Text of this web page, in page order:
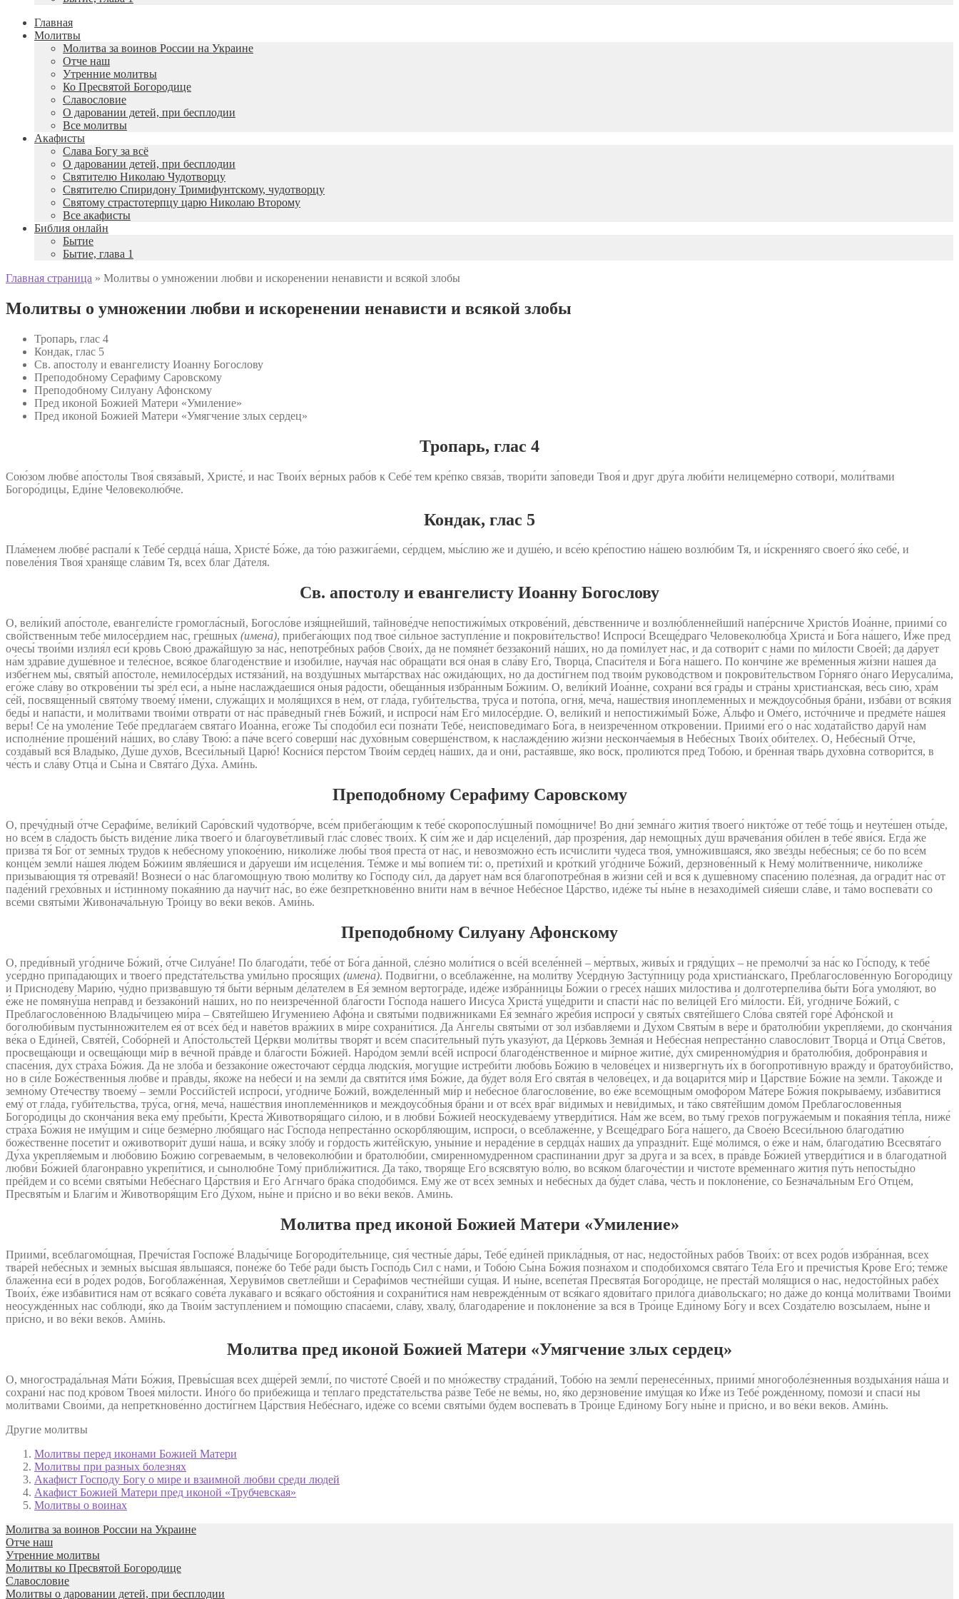
Главная
Молитвы
Молитва за воинов России на Украине
Отче наш
Утренние молитвы
Ко Пресвятой Богородице
Славословие
О даровании детей, при бесплодии
Вcе молитвы
Акафисты
Слава Богу за всё
О даровании детей, при бесплодии
Святителю Николаю Чудотворцу
Святителю Спиридону Тримифунтскому, чудотворцу
Святому страстотерпцу царю Николаю Второму
Все акафисты
Библия онлайн
Бытие
Бытие, глава 1
Главная страница » Молитвы о умножении любви и искоренении ненависти и всякой злобы
Молитвы о умножении любви и искоренении ненависти и всякой злобы
Тропарь, глас 4
Кондак, глас 5
Св. апостолу и евангелисту Иоанну Богослову
Преподобному Серафиму Саровскому
Преподобному Силуану Афонскому
Пред иконой Божией Матери «Умиление»
Пред иконой Божией Матери «Умягчение злых сердец»
Тропарь, глас 4
Сою́зом любве́ апо́столы Твоя́ связа́вый, Христе́, и нас Твои́х ве́рных рабо́в к Себе́ тем кре́пко связа́в, твори́ти за́поведи Твоя́ и друг дру́га люби́ти нелицеме́рно сотвори́, моли́твами
Богоро́дицы, Еди́не Человеколю́бче.
Кондак, глас 5
Пла́менем любве́ распали́ к Тебе́ сердца́ на́ша, Христе́ Бо́же, да то́ю разжига́еми, се́рдцем, мы́слию же и душе́ю, и все́ю кре́постию на́шею возлю́бим Тя, и и́скренняго своего́ я́ко себе́, и
повеле́ния Твоя́ храня́ще сла́вим Тя, всех благ Да́теля.
Св. апостолу и евангелисту Иоанну Богослову
О, вели́кий апо́столе, евангели́сте громогла́сный, Богосло́ве изя́щнейший, тайнове́дче непостижи́мых открове́ний, де́вственниче и возлю́бленнейший напе́рсниче Христо́в Иоа́нне, приими́ со
сво́йственным тебе́ милосе́рдием на́с, гре́шных (имена́), прибега́ющих под твое́ си́льное заступле́ние и покрови́тельство! Испроси́ Всеще́драго Человеколю́бца Христа́ и Бо́га на́шего, И́же пред
очесы́ твои́ми излия́л еси́ кро́вь Свою́ дража́йшую за на́с, непотре́бных рабо́в Свои́х, да не помяне́т беззако́ний на́ших, но да поми́лует на́с, и да сотвори́т с на́ми по ми́лости Свое́й; да да́рует
на́м здра́вие душе́вное и теле́сное, вся́кое благоде́нствие и изоби́лие, науча́я на́с обраща́ти вся́ о́ная в сла́ву Его́, Творца́, Спаси́теля и Бо́га на́шего. По кончи́не же вре́менныя жи́зни на́шея да
избе́гнем мы́, святы́й апо́столе, немилосе́рдых истяза́ний, на возду́шных мыта́рствах на́с ожида́ющих, но да дости́гнем под твои́м руково́дством и покрови́тельством Го́рняго о́наго Иерусали́ма,
его́же сла́ву во открове́нии ты́ зре́л еси́, а ны́не наслажда́ешися о́ныя ра́дости, обеща́нныя избра́нным Бо́жиим. О, вели́кий Иоа́нне, сохрани́ вся́ гра́ды и стра́ны христиа́нская, ве́сь сию́, хра́м
се́й, посвяще́нный свято́му твоему́ и́мени, служа́щих и моля́щихся в не́м, от гла́да, губи́тельства, тру́са и пото́па, огня́, меча́, наше́ствия иноплеме́нных и междоусо́бныя бра́ни, изба́ви от вся́кия
беды́ и напа́сти, и моли́твами твои́ми отврати́ от на́с пра́ведный гне́в Бо́жий, и испроси́ на́м Его́ милосе́рдие. О, вели́кий и непостижи́мый Бо́же, А́льфо и Оме́го, исто́чниче и предме́те на́шея
ве́ры! Се́ на умоле́ние Тебе́ предлага́ем свята́го Иоа́нна, его́же Ты́ сподо́бил еси́ позна́ти Тебе́, неисповеди́маго Бо́га, в неизрече́нном открове́нии. Приими́ его́ о на́с хода́тайство да́руй на́м
исполне́ние проше́ний на́ших, во сла́ву Твою́: а па́че всего́ соверши́ на́с духо́вным соверше́нством, к наслажде́нию жи́зни несконча́емыя в Небе́сных Твои́х оби́телех. О, Небе́сный О́тче,
созда́вый вся́ Влады́ко, Ду́ше духо́в, Всеси́льный Царю́! Косни́ся пе́рстом Твои́м серде́ц на́ших, да и они́, раста́явше, я́ко во́ск, пролию́тся пред Тобо́ю, и бре́нная тва́рь духо́вна сотвори́тся, в
че́сть и сла́ву Отца́ и Сы́на и Свята́го Ду́ха. Ами́нь.
Преподобному Серафиму Саровскому
О, пречу́дный о́тче Серафи́ме, вели́кий Саро́вский чудотво́рче, все́м прибега́ющим к тебе́ скоропослу́шный помо́щниче! Во дни́ земна́го жития́ твоего́ никто́же от тебе́ то́щь и неуте́шен оты́де,
но все́м в сла́дость бы́сть виде́ние ли́ка твоего́ и благоуве́тливый гла́с слове́с твои́х. К си́м же и да́р исцеле́ний, да́р прозре́ния, да́р немощны́х ду́ш врачева́ния оби́лен в тебе́ яви́ся. Егда́ же
призва́ тя́ Бо́г от земны́х трудо́в к небе́сному упокое́нию, николи́же любы́ твоя́ преста́ от на́с, и невозмо́жно е́сть исчи́слити чудеса́ твоя́, умно́жившаяся, я́ко зве́зды небе́сныя; се́ бо по все́м
конце́м земли́ на́шея лю́дем Бо́жиим явля́ешися и да́руеши и́м исцеле́ния. Те́мже и мы́ вопие́м ти́: о, прети́хий и кро́ткий уго́дниче Бо́жий, дерзнове́нный к Нему́ моли́твенниче, николи́же
призыва́ющия тя́ отрева́яй! Вознеси́ о на́с благомо́щную твою́ моли́тву ко Го́споду си́л, да да́рует на́м вся́ благопотре́бная в жи́зни се́й и вся́ к душе́вному спасе́нию поле́зная, да огради́т на́с от
паде́ний грехо́вных и и́стинному покая́нию да научи́т на́с, во е́же безпреткнове́нно вни́ти на́м в ве́чное Небе́сное Ца́рство, иде́же ты́ ны́не в незаходи́мей сия́еши сла́ве, и та́мо воспева́ти со
все́ми святы́ми Живонача́льную Тро́ицу во ве́ки веко́в. Ами́нь.
Преподобному Силуану Афонскому
О, преди́вный уго́дниче Бо́жий, о́тче Силуа́не! По благода́ти, тебе́ от Бо́га да́нной, сле́зно моли́тися о все́й вселе́нней – ме́ртвых, живы́х и гряду́щих – не премолчи́ за на́с ко Го́споду, к тебе́
усе́рдно припа́дающих и твоего́ предста́тельства уми́льно прося́щих (имена́). Подви́гни, о всеблаже́нне, на моли́тву Усе́рдную Засту́пницу ро́да христиа́нскаго, Преблагослове́нную Богоро́дицу
и Присноде́ву Мари́ю, чу́дно призва́вшую тя́ бы́ти ве́рным де́лателем в Ея́ земно́м вертогра́де, иде́же избра́нницы Бо́жии о гресе́х на́ших ми́лостива и долготерпели́ва бы́ти Бо́га умоля́ют, во
е́же не помяну́ша непра́вд и беззако́ний на́ших, но по неизрече́нной бла́гости Го́спода на́шего Иису́са Христа́ уще́дрити и спасти́ на́с по вели́цей Его́ ми́лости. Е́й, уго́дниче Бо́жий, с
Преблагослове́нною Влады́чицею ми́ра – Святейшею Игумениею Афо́на и святы́ми подвижниками Ея́ земна́го жре́бия испроси́ у святы́х святе́йшего Сло́ва святе́й горе́ Афо́нской и
боголюби́вым пустынножителем ея́ от все́х бе́д и наве́тов вра́жиих в ми́ре сохрани́тися. Да А́нгелы святы́ми от зо́л избавля́еми и Ду́хом Святы́м в ве́ре и братолю́бии укрепля́еми, до сконча́ния
ве́ка о Еди́ней, Святе́й, Собо́рней и Апо́стольстей Це́ркви моли́твы творя́т и все́м спаси́тельный пу́ть указу́ют, да Це́рковь Земна́я и Небе́сная непреста́нно славосло́вит Творца́ и Отца́ Све́тов,
просвеща́ющи и освеща́ющи ми́р в ве́чной пра́вде и бла́гости Бо́жией. Наро́дом земли́ все́й испроси́ благоде́нственное и ми́рное житие́, ду́х смиренному́дрия и братолю́бия, добронра́вия и
спасе́ния, ду́х стра́ха Бо́жия. Да не зло́ба и беззако́ние ожесточают се́рдца людски́я, могущие истреби́ти любо́вь Бо́жию в челове́цех и низвергнуть и́х в богопроти́вную вражду́ и братоубийство,
но в си́ле Боже́ственныя любве́ и пра́вды, я́коже на небеси́ и на земли́ да святи́тся и́мя Бо́жие, да бу́дет во́ля Его́ свята́я в челове́цех, и да воцари́тся ми́р и Ца́рствие Бо́жие на земли́. Та́кожде и
земно́му Оте́честву твоему́ – земли́ Росси́йстей испроси́, уго́дниче Бо́жий, вожделе́нный ми́р и небе́сное благослове́ние, во е́же всемо́щным омофо́ром Ма́тере Бо́жия покрыва́ему, изба́витися
ему́ от гла́да, губи́тельства, тру́са, огня́, меча́, наше́ствия иноплеме́нников и междоусо́бныя бра́ни и от все́х вра́г ви́димых и неви́димых, и та́ко святе́йшим домо́м Преблагослове́нныя
Богоро́дицы до сконча́ния ве́ка ему́ пребы́ти, Креста́ Животворя́щаго си́лою, и в любви́ Бо́жией неоскудева́ему утверди́тися. На́м же все́м, во тьму́ грехо́в погружа́емым и покая́ния те́пла, ниже́
стра́ха Бо́жия не иму́щим и си́це безме́рно лю́бящаго на́с Го́спода непреста́нно оскорбляющим, испроси́, о всеблаже́нне, у Всеще́драго Бо́га на́шего, да Свое́ю Всеси́льною благода́тию
боже́ственне посети́т и оживотвори́т души́ на́ша, и вся́ку зло́бу и го́рдость жите́йскую, уны́ние и нераде́ние в сердца́х на́ших да упраздни́т. Еще́ мо́лимся, о е́же и на́м, благода́тию Всесвята́го
Ду́ха укрепля́емым и любо́вию Бо́жию согреваемым, в человеколю́бии и братолю́бии, смиренномудренном сраспинании дру́г за дру́га и за все́х, в пра́вде Бо́жией утверди́тися и в благодатной
любви́ Бо́жией благонравно укрепи́тися, и сынолюбне Тому́ прибли́житися. Да та́ко, творя́ще Его́ всясвятую во́лю, во вся́ком благоче́стии и чистоте́ вре́меннаго жития́ пу́ть непосты́дно
пре́йдем и со все́ми святы́ми Небе́снаго Ца́рствия и Его́ Агнчаго бра́ка сподо́бимся. Ему́ же от все́х земны́х и небе́сных да бу́дет сла́ва, че́сть и поклоне́ние, со Безнача́льным Его́ Отце́м,
Пресвяты́м и Благи́м и Животворя́щим Его́ Ду́хом, ны́не и при́сно и во ве́ки веко́в. Ами́нь.
Молитва пред иконой Божией Матери «Умиление»
Приими́, всеблагомо́щная, Пречи́стая Госпоже́ Влады́чице Богороди́тельнице, сия́ честны́е да́ры, Тебе́ еди́ней прикла́дныя, от нас, недосто́йных рабо́в Твои́х: от всех родо́в избра́нная, всех
тва́рей небе́сных и земны́х вы́сшая я́вльшаяся, поне́же бо Тебе́ ра́ди бысть Госпо́дь Сил с на́ми, и Тобо́ю Сы́на Бо́жия позна́хом и сподо́бихомся свята́го Те́ла Его́ и пречи́стыя Кро́ве Его́; те́мже
блаже́нна еси́ в ро́дех родо́в, Богоблаже́нная, Херуви́мов светле́йши и Серафи́мов честне́йши су́щая. И ны́не, всепе́тая Пресвята́я Богоро́дице, не преста́й моля́щися о нас, недосто́йных рабе́х
Твои́х, е́же изба́витися нам от вся́каго сове́та лука́ваго и вся́каго обстоя́ния и сохрани́тися нам неврежде́нным от вся́каго ядови́таго прило́га диа́вольскаго; но да́же до конца́ моли́твами Твои́ми
неосужде́нных нас соблюди́, я́ко да Твои́м заступле́нием и по́мощию спаса́еми, сла́ву, хвалу́, благодаре́ние и поклоне́ние за вся в Тро́ице Еди́ному Бо́гу и всех Созда́телю возсыла́ем, ны́не и
при́сно, и во ве́ки веко́в. Ами́нь.
Молитва пред иконой Божией Матери «Умягчение злых сердец»
О, многострада́льная Ма́ти Бо́жия, Превы́сшая всех дще́рей земли́, по чистоте́ Свое́й и по мно́жеству страда́ний, Тобо́ю на земли́ перенесе́нных, приими́ многоболе́зненныя воздыха́ния на́ша и
сохрани́ нас под кро́вом Твоея́ ми́лости. Ино́го бо прибе́жища и те́плаго предста́тельства ра́зве Тебе́ не ве́мы, но, я́ко дерзнове́ние иму́щая ко И́же из Тебе́ рожде́нному, помози́ и спаси́ ны
моли́твами Свои́ми, да непреткнове́нно дости́гнем Ца́рствия Небе́снаго, иде́же со все́ми святы́ми бу́дем воспева́ть в Тро́ице Еди́ному Бо́гу ны́не и при́сно, и во ве́ки веко́в. Ами́нь.
Другие молитвы
Молитвы перед иконами Божией Матери
Молитвы при разных болезнях
Акафист Господу Богу о мире и взаимной любви среди людей
Акафист Божией Матери пред иконой «Трубчевская»
Молитвы о воинах
Молитва за воинов России на Украине
Отче наш
Утренние молитвы
Молитвы ко Пресвятой Богородице
Славословие
Молитвы о даровании детей, при бесплодии